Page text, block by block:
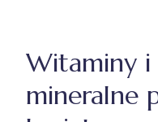
Witaminy i
mineralne